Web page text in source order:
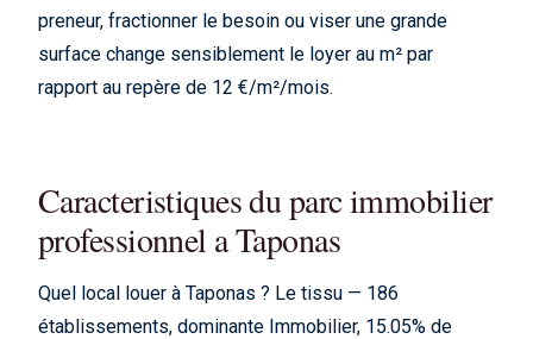
preneur, fractionner le besoin ou viser une grande
surface change sensiblement le loyer au m² par
rapport au repère de 12 €/m²/mois.
Caracteristiques du parc immobilier
professionnel a Taponas
Quel local louer à Taponas ? Le tissu — 186
établissements, dominante Immobilier, 15.05% de